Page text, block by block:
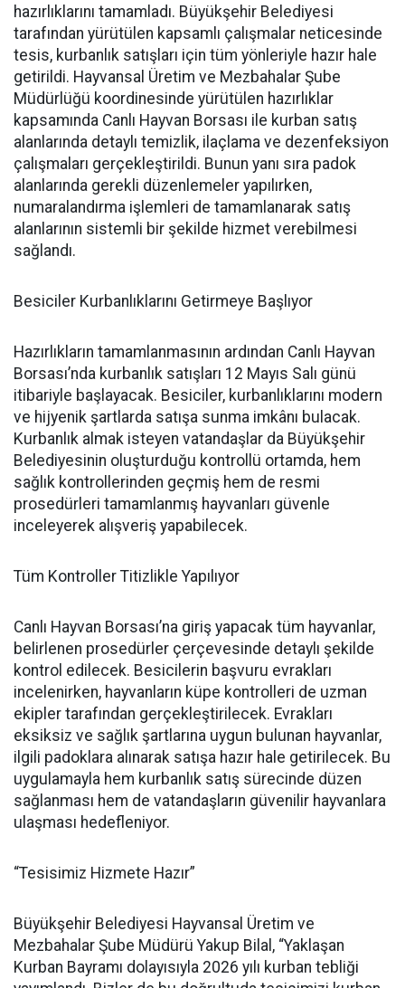
hazırlıklarını tamamladı. Büyükşehir Belediyesi
tarafından yürütülen kapsamlı çalışmalar neticesinde
tesis, kurbanlık satışları için tüm yönleriyle hazır hale
getirildi. Hayvansal Üretim ve Mezbahalar Şube
Müdürlüğü koordinesinde yürütülen hazırlıklar
kapsamında Canlı Hayvan Borsası ile kurban satış
alanlarında detaylı temizlik, ilaçlama ve dezenfeksiyon
çalışmaları gerçekleştirildi. Bunun yanı sıra padok
alanlarında gerekli düzenlemeler yapılırken,
numaralandırma işlemleri de tamamlanarak satış
alanlarının sistemli bir şekilde hizmet verebilmesi
sağlandı.
Besiciler Kurbanlıklarını Getirmeye Başlıyor
Hazırlıkların tamamlanmasının ardından Canlı Hayvan
Borsası’nda kurbanlık satışları 12 Mayıs Salı günü
itibariyle başlayacak. Besiciler, kurbanlıklarını modern
ve hijyenik şartlarda satışa sunma imkânı bulacak.
Kurbanlık almak isteyen vatandaşlar da Büyükşehir
Belediyesinin oluşturduğu kontrollü ortamda, hem
sağlık kontrollerinden geçmiş hem de resmi
prosedürleri tamamlanmış hayvanları güvenle
inceleyerek alışveriş yapabilecek.
Tüm Kontroller Titizlikle Yapılıyor
Canlı Hayvan Borsası’na giriş yapacak tüm hayvanlar,
belirlenen prosedürler çerçevesinde detaylı şekilde
kontrol edilecek. Besicilerin başvuru evrakları
incelenirken, hayvanların küpe kontrolleri de uzman
ekipler tarafından gerçekleştirilecek. Evrakları
eksiksiz ve sağlık şartlarına uygun bulunan hayvanlar,
ilgili padoklara alınarak satışa hazır hale getirilecek. Bu
uygulamayla hem kurbanlık satış sürecinde düzen
sağlanması hem de vatandaşların güvenilir hayvanlara
ulaşması hedefleniyor.
“Tesisimiz Hizmete Hazır”
Büyükşehir Belediyesi Hayvansal Üretim ve
Mezbahalar Şube Müdürü Yakup Bilal, “Yaklaşan
Kurban Bayramı dolayısıyla 2026 yılı kurban tebliği